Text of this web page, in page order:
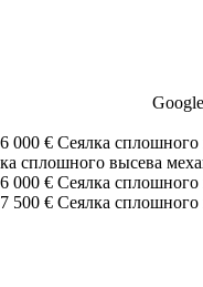
000 € Сеялка сплошного
сплошного высева
000 € Сеялка сплошного
500 € Сеялка сплошного